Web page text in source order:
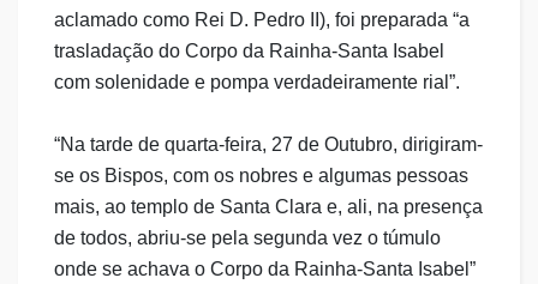
aclamado como Rei D. Pedro II), foi preparada “a
trasladação do Corpo da Rainha-Santa Isabel
com solenidade e pompa verdadeiramente rial”.
“Na tarde de quarta-feira, 27 de Outubro, dirigiram-
se os Bispos, com os nobres e algumas pessoas
mais, ao templo de Santa Clara e, ali, na presença
de todos, abriu-se pela segunda vez o túmulo
onde se achava o Corpo da Rainha-Santa Isabel”